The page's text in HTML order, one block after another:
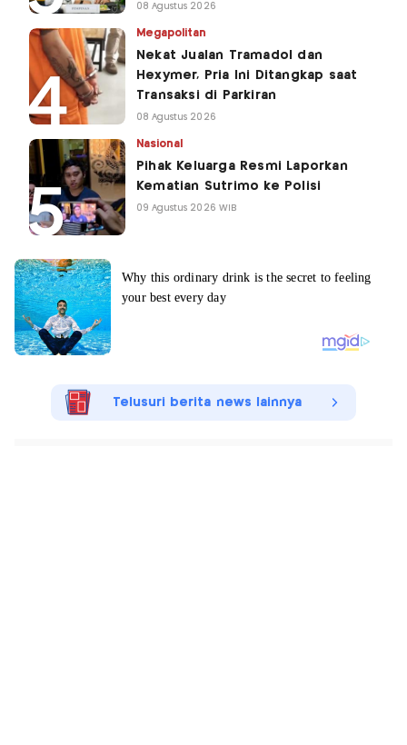
08 Agustus 2026
Megapolitan
Nekat Jualan Tramadol dan
Hexymer, Pria Ini Ditangkap saat
Transaksi di Parkiran
08 Agustus 2026
Nasional
Pihak Keluarga Resmi Laporkan
Kematian Sutrimo ke Polisi
09 Agustus 2026 WIB
Telusuri berita news lainnya